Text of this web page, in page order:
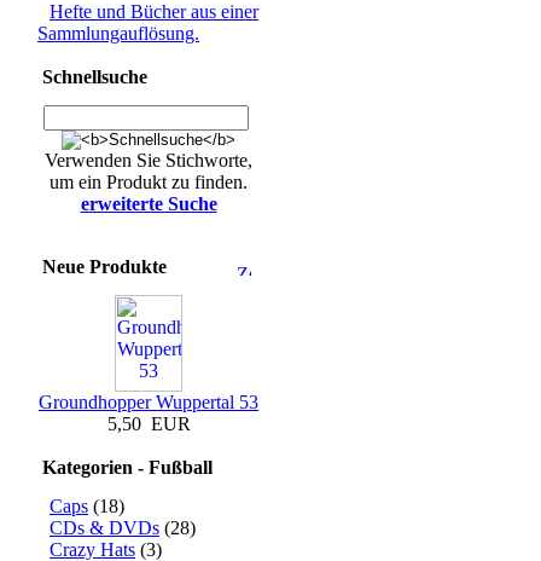
Hefte und Bücher aus einer
Sammlungauflösung.
Schnellsuche
Verwenden Sie Stichworte,
um ein Produkt zu finden.
erweiterte Suche
Neue Produkte
Groundhopper Wuppertal 53
5,50 EUR
Kategorien - Fußball
Caps (18)
CDs & DVDs (28)
Crazy Hats (3)